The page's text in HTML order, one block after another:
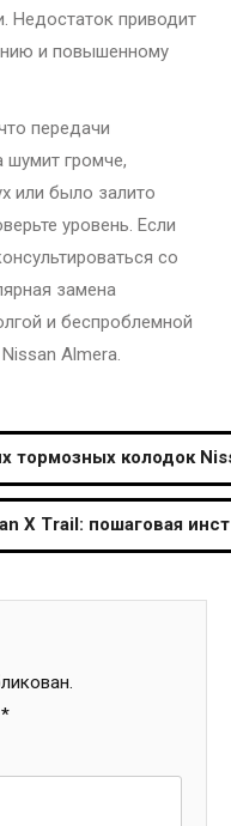
Недостаток приводит
и повышенному
передачи
шумит громче,
или было залито
уровень. Если
со
замена
и беспроблемной
Almera.
тормозных колодок
X Trail: пошаговая
*